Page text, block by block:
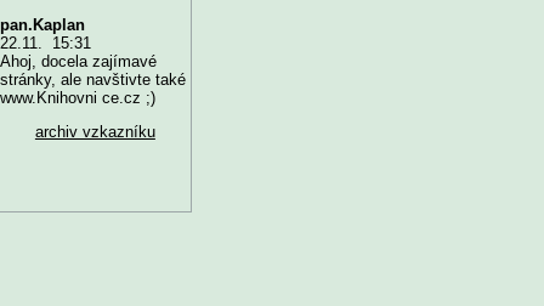
pan.Kaplan
22.11. 15:31
Ahoj, docela zajímavé
stránky, ale navštivte také
www.Knihovni ce.cz ;)
archiv vzkazníku